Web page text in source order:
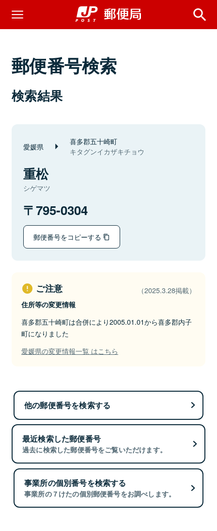
郵便番号検索
検索結果
愛媛県 喜多郡五十崎町
キタグンイカザキチョウ
重松
シゲマツ
795-0304
郵便番号をコピーする
ご注意 （2025.3.28掲載）
住所等の変更情報
喜多郡五十崎町は合併により2005.01.01から喜多郡内子
町になりました
愛媛県の変更情報一覧 はこちら
他の郵便番号を検索する
最近検索した郵便番号
過去に検索した郵便番号をご覧いただけます。
事業所の個別番号を検索する
事業所の７けたの個別郵便番号をお調べします。